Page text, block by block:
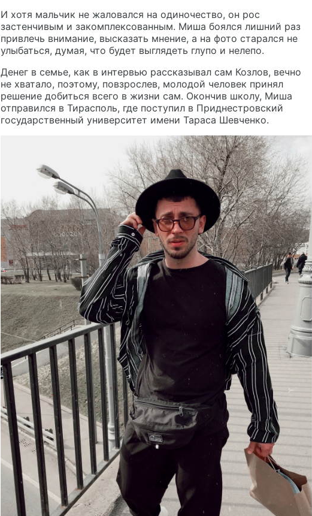
И хотя мальчик не жаловался на одиночество, он рос
застенчивым и закомплексованным. Миша боялся лишний раз
привлечь внимание, высказать мнение, а на фото старался не
улыбаться, думая, что будет выглядеть глупо и нелепо.
Денег в семье, как в интервью рассказывал сам Козлов, вечно
не хватало, поэтому, повзрослев, молодой человек принял
решение добиться всего в жизни сам. Окончив школу, Миша
отправился в Тирасполь, где поступил в Приднестровский
государственный университет имени Тараса Шевченко.